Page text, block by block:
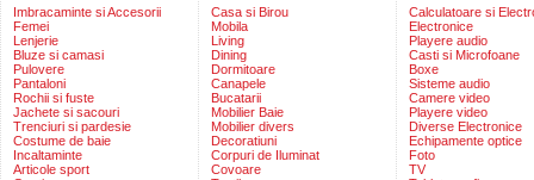
Imbracaminte si Accesorii
Femei
Lenjerie
Bluze si camasi
Pulovere
Pantaloni
Rochii si fuste
Jachete si sacouri
Trenciuri si pardesie
Costume de baie
Incaltaminte
Articole sport
Casa si Birou
Mobila
Living
Dining
Dormitoare
Canapele
Bucatarii
Mobilier Baie
Mobilier divers
Decoratiuni
Corpuri de Iluminat
Covoare
Calculatoare si
Electronice
Playere audio
Casti si Microfoane
Boxe
Sisteme audio
Camere video
Playere video
Diverse Electronice
Echipamente optice
Foto
TV